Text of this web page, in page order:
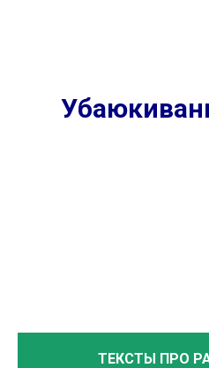
ТЕКСТЫ ПРО